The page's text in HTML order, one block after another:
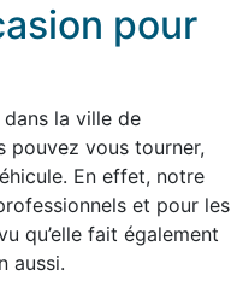
pour
la ville de
pouvez vous tourner,
En effet, notre
et pour les
qu’elle fait également
aussi.